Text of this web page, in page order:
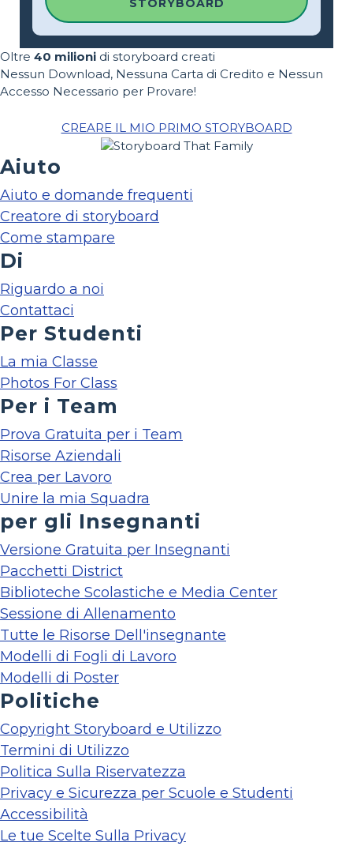
STORYBOARD
Oltre 40 milioni di storyboard creati
Nessun Download, Nessuna Carta di Credito e Nessun
Accesso Necessario per Provare!
CREARE IL MIO PRIMO STORYBOARD
Aiuto
Aiuto e domande frequenti
Creatore di storyboard
Come stampare
Di
Riguardo a noi
Contattaci
Per Studenti
La mia Classe
Photos For Class
Per i Team
Prova Gratuita per i Team
Risorse Aziendali
Crea per Lavoro
Unire la mia Squadra
per gli Insegnanti
Versione Gratuita per Insegnanti
Pacchetti District
Biblioteche Scolastiche e Media Center
Sessione di Allenamento
Tutte le Risorse Dell'insegnante
Modelli di Fogli di Lavoro
Modelli di Poster
Politiche
Copyright Storyboard e Utilizzo
Termini di Utilizzo
Politica Sulla Riservatezza
Privacy e Sicurezza per Scuole e Studenti
Accessibilità
Le tue Scelte Sulla Privacy